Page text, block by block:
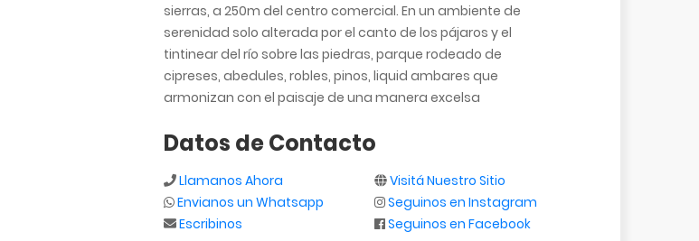
sierras, a 250m del centro comercial. En un ambiente de
serenidad solo alterada por el canto de los pájaros y el
tintinear del río sobre las piedras, parque rodeado de
cipreses, abedules, robles, pinos, liquid ambares que
armonizan con el paisaje de una manera excelsa
Datos de Contacto
Llamanos Ahora
Envianos un Whatsapp
Escribinos
Visitá Nuestro Sitio
Seguinos en Instagram
Seguinos en Facebook